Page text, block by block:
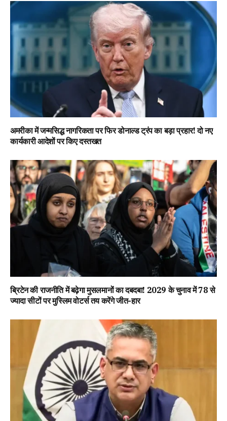
अमरीका में जन्मसिद्ध नागरिकता पर फिर डोनाल्ड ट्रंप का बड़ा प्रहार! दो नए
कार्यकारी आदेशों पर किए दस्तखत
ब्रिटेन की राजनीति में बढ़ेगा मुसलमानों का दबदबा! 2029 के चुनाव में 78 से
ज्यादा सीटों पर मुस्लिम वोटर्स तय करेंगे जीत-हार